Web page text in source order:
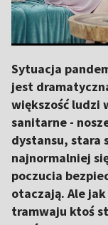
Sytuacja
jest
większość ludzi
sanitarne -
dystansu, stara
najnormalniej
poczucia
otaczają. Ale
tramwaju ktoś